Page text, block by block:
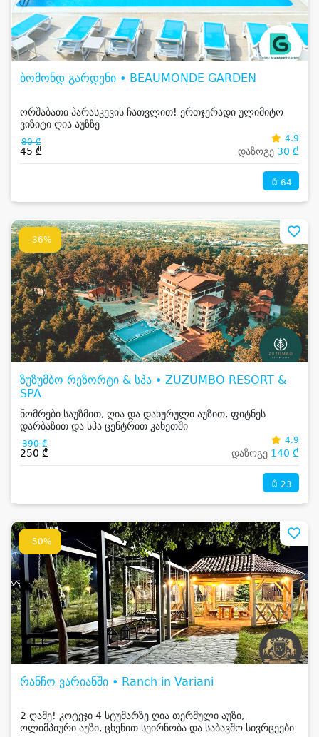
ბომონდ გარდენი • BEAUMONDE GARDEN
ორშაბათი პარასკევის ჩათვლით! ერთჯერადი ულიმიტო
ვიზიტი ღია აუზზე
80 ₾
45 ₾
4.9
დაზოგე 30 ₾
64
-36%
ზუზუმბო რეზორტი & სპა • ZUZUMBO RESORT &
SPA
ნომრები საუზმით, ღია და დახურული აუზით, ფიტნეს
დარბაზით და სპა ცენტრით კახეთში
390 ₾
250 ₾
4.9
დაზოგე 140 ₾
23
-50%
რანჩო ვარიანში • Ranch in Variani
2 ღამე! კოტეჯი 4 სტუმარზე ღია თერმული აუზი,
ოლიმპიური აუზი, ცხენით სეირნობა და საბავშო სივრცეები